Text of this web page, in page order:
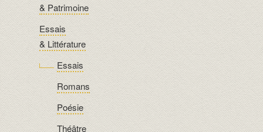
& Patrimoine
Essais
& Littérature
Essais
Romans
Poésie
Théâtre